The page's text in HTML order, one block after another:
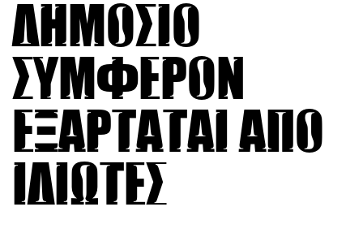
δημόσιο
συμφέρον
εξαρτάται από
ιδιώτες